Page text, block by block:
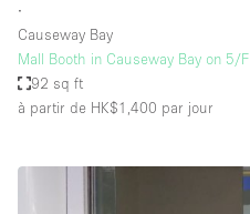
∙
Causeway Bay
Mall Booth in Causeway Bay on 5/F
92 sq ft
à partir de HK$1,400 par jour